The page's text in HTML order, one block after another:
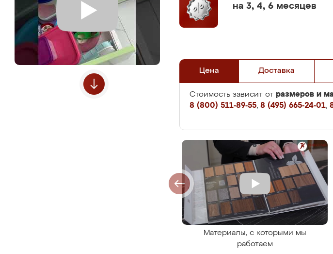
на 3, 4, 6 месяцев
Цена Доставка
Стоимость зависит от размеров и
8 (800) 511-89-55, 8 (495) 665-24-01,
Материалы, с которыми мы
работаем